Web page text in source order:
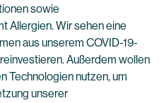
sowie
Allergien. Wir sehen eine
aus unserem COVID-19-
Außerdem wollen
Technologien nutzen, um
unserer